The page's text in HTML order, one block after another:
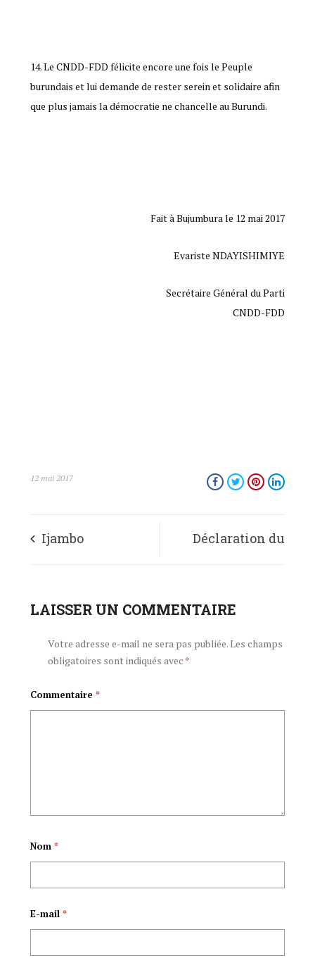
Le CNDD-FDD félicite encore une fois le Peuple
burundais et lui demande de rester serein et solidaire afin
que plus jamais la démocratie ne chancelle au Burundi.
Fait à Bujumbura le 12 mai 2017
Evariste NDAYISHIMIYE
Secrétaire Général du Parti
CNDD-FDD
12 mai 2017
Ijambo
n’umunyamabanga
mukuru
Déclaration du
CNDD-FDD à
l’occasion du 55ème
l’Indépendance du
LAISSER UN COMMENTAIRE
Votre adresse e-mail ne sera pas publiée.Les champs
obligatoires sont indiqués avec *
Commentaire *
Nom *
E-mail *